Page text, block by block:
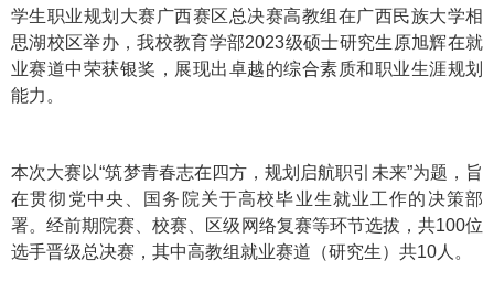
学生职业规划大赛广西赛区总决赛高教组在广西民族大学相
思湖校区举办，我校教育学部2023级硕士研究生原旭辉在就
业赛道中荣获银奖，展现出卓越的综合素质和职业生涯规划
能力。
本次大赛以“筑梦青春志在四方，规划启航职引未来”为题，旨
在贯彻党中央、国务院关于高校毕业生就业工作的决策部
署。经前期院赛、校赛、区级网络复赛等环节选拔，共100位
选手晋级总决赛，其中高教组就业赛道（研究生）共10人。